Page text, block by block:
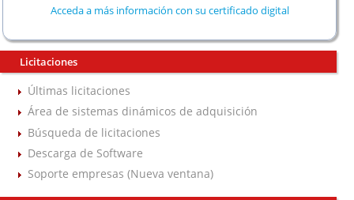
Acceda a más información con su certificado digital
Licitaciones
Últimas licitaciones
Área de sistemas dinámicos de adquisición
Búsqueda de licitaciones
Descarga de Software
Soporte empresas (Nueva ventana)